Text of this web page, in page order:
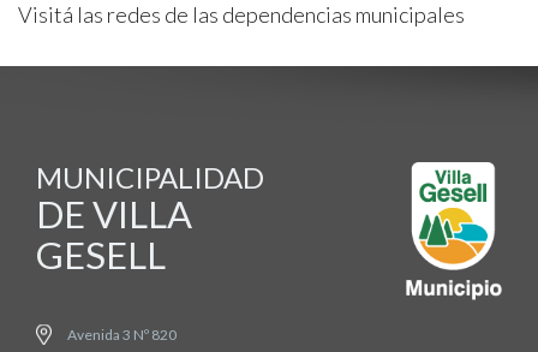
Visitá las redes de las dependencias municipales
MUNICIPALIDAD
DE VILLA
GESELL
Avenida 3 Nº 820